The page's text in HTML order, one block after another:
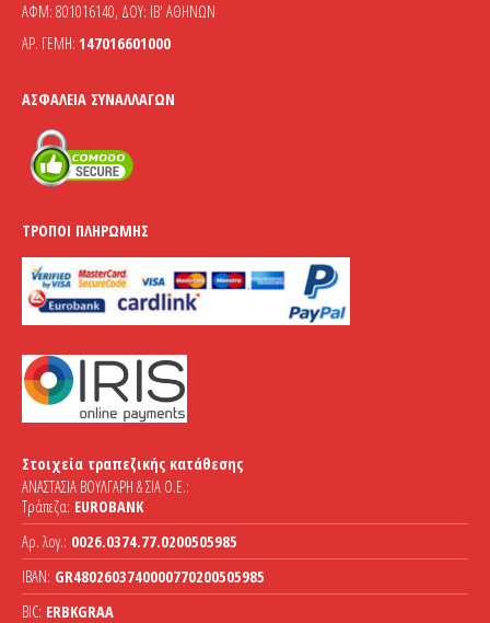
ΑΦΜ: 801016140, ΔΟΥ: ΙΒ' ΑΘΗΝΩΝ
ΑΡ. ΓΕΜΗ: 147016601000
ΑΣΦΆΛΕΙΑ ΣΥΝΑΛΛΑΓΏΝ
ΤΡΌΠΟΙ ΠΛΗΡΩΜΉΣ
Στοιχεία τραπεζικής κατάθεσης
ΑΝΑΣΤΑΣΙΑ ΒΟΥΛΓΑΡΗ & ΣΙΑ Ο.Ε.:
Τράπεζα: EUROBANK
Αρ. λογ.: 0026.0374.77.0200505985
IBAN: GR4802603740000770200505985
BIC: ERBKGRAA